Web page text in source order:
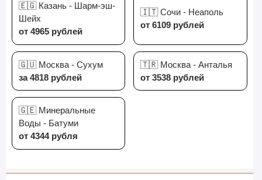
🇪🇬 Казань - Шарм-эш-
Шейх
от 4965 рублей
🇮🇹 Сочи - Неаполь
от 6109 рублей
🇬🇺 Москва - Сухум
за 4818 рублей
🇹🇷 Москва - Анталья
от 3538 рублей
🇬🇪 Минеральные
Воды - Батуми
от 4344 рубля